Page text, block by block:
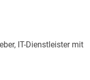
IT-Dienstleister mit